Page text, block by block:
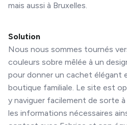
mais aussi à Bruxelles.
Solution
Nous nous sommes tournés
couleurs sobre mêlée à un
pour donner un cachet élégant
boutique familiale. Le site est
y naviguer facilement de sorte
les informations nécessaires